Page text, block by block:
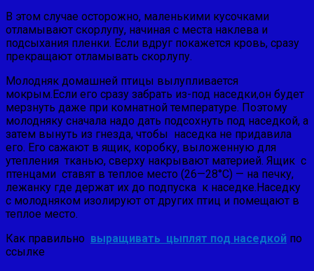
В этом случае осторожно, маленькими кусочками
отламывают скорлупу, начиная с места наклева и
подсыхания пленки. Если вдруг покажется кровь, сразу
прекращают отламывать скорлупу.
Молодняк домашней птицы вылупливается
мокрым.Если его сразу забрать из-под наседки,он будет
мерзнуть даже при комнатной температуре. Поэтому
молодняку сначала надо дать подсохнуть под наседкой, а
затем вынуть из гнезда, чтобы наседка не придавила
его. Его сажают в ящик, коробку, выложенную для
утепления тканью, сверху накрывают материей. Ящик с
птенцами ставят в теплое место (26—28°С) — на печку,
лежанку где держат их до подпуска к наседке.Наседку
с молодняком изолируют от других птиц и помещают в
теплое место.
Как правильно выращивать цыплят под наседкой по
ссылке